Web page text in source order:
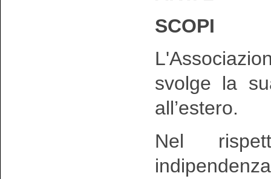
SCOPI
svolge la
all’estero.
Nel